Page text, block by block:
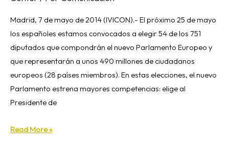
Madrid, 7 de mayo de 2014 (IVICON).- El próximo 25 de mayo
los españoles estamos convocados a elegir 54 de los 751
diputados que compondrán el nuevo Parlamento Europeo y
que representarán a unos 490 millones de ciudadanos
europeos (28 países miembros). En estas elecciones, el nuevo
Parlamento estrena mayores competencias: elige al
Presidente de
en
las
elecciones
europeas
Read More »